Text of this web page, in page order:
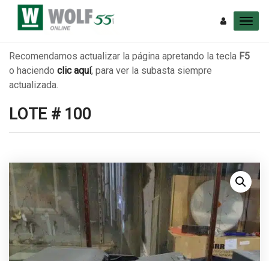
Recomendamos actualizar la página apretando la tecla F5
o haciendo clic aquí, para ver la subasta siempre
actualizada.
LOTE # 100